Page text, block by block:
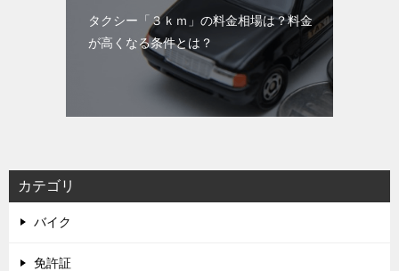
タクシー「３ｋｍ」の料金相場は？料金
が高くなる条件とは？
カテゴリ
バイク
免許証